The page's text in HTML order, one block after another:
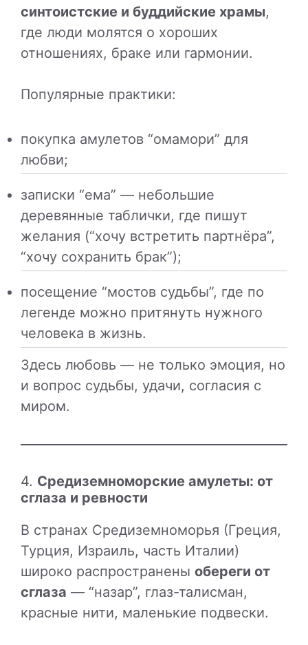
синтоистские и буддийские храмы,
где люди молятся о хороших
отношениях, браке или гармонии.
Популярные практики:
покупка амулетов “омамори” для
любви;
записки “ема” — небольшие
деревянные таблички, где пишут
желания (“хочу встретить партнёра”,
“хочу сохранить брак”);
посещение “мостов судьбы”, где по
легенде можно притянуть нужного
человека в жизнь.
Здесь любовь — не только эмоция, но
и вопрос судьбы, удачи, согласия с
миром.
4. Средиземноморские амулеты: от
сглаза и ревности
В странах Средиземноморья (Греция,
Турция, Израиль, часть Италии)
широко распространены обереги от
сглаза — “назар”, глаз-талисман,
красные нити, маленькие подвески.